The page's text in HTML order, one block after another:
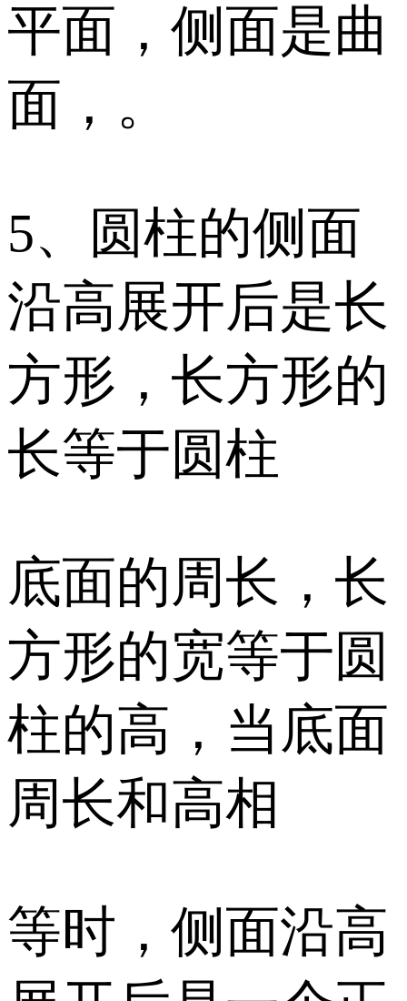
平面，侧面是曲
面，。
5、圆柱的侧面
沿高展开后是长
方形，长方形的
长等于圆柱
底面的周长，长
方形的宽等于圆
柱的高，当底面
周长和高相
等时，侧面沿高